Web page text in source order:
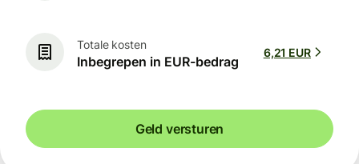
Totale kosten
Inbegrepen in EUR-bedrag
6,21 EUR
Geld versturen